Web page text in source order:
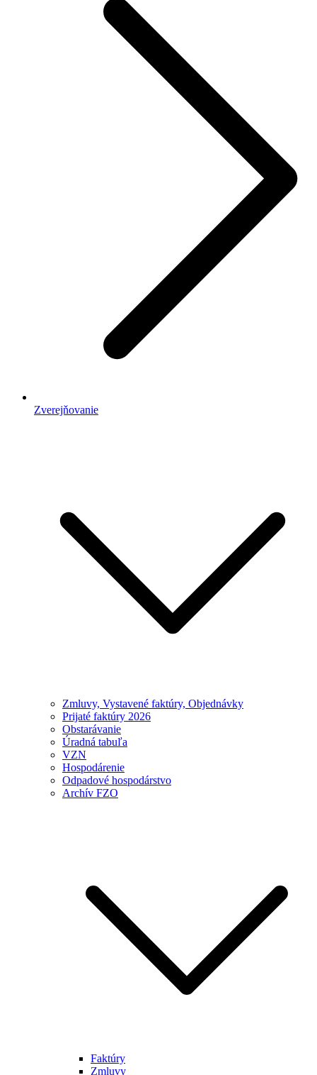
Zverejňovanie
Zmluvy, Vystavené faktúry, Objednávky
Prijaté faktúry 2026
Obstarávanie
Úradná tabuľa
VZN
Hospodárenie
Odpadové hospodárstvo
Archív FZO
Faktúry
Zmluvy